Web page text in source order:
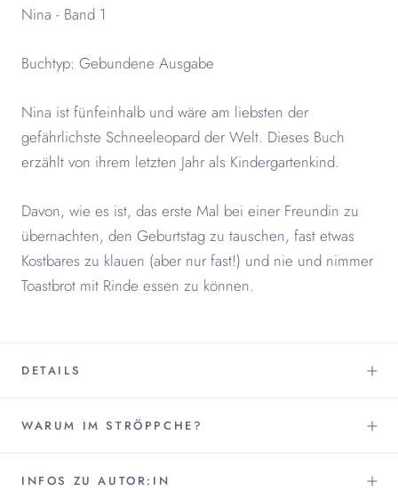
Nina - Band 1
Buchtyp: Gebundene Ausgabe
Nina ist fünfeinhalb und wäre am liebsten der
gefährlichste Schneeleopard der Welt. Dieses Buch
erzählt von ihrem letzten Jahr als Kindergartenkind.
Davon, wie es ist, das erste Mal bei einer Freundin zu
übernachten, den Geburtstag zu tauschen, fast etwas
Kostbares zu klauen (aber nur fast!) und nie und nimmer
Toastbrot mit Rinde essen zu können.
DETAILS
WARUM IM STRÖPPCHE?
INFOS ZU AUTOR:IN